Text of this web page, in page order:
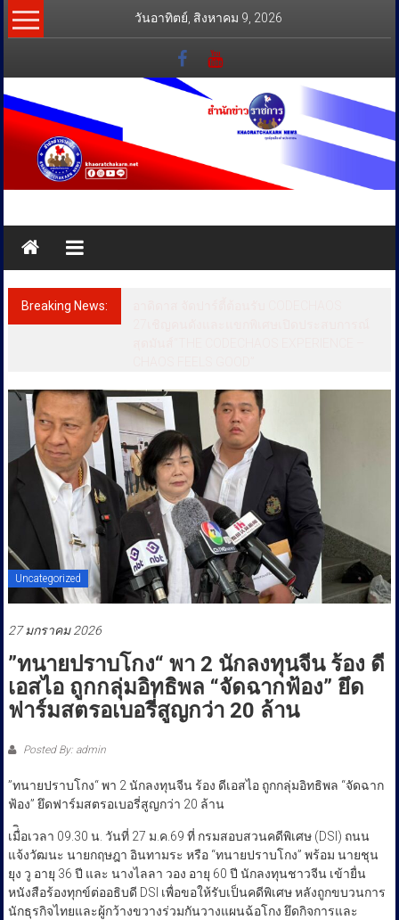
Skip
to
วันอาทิตย์, สิงหาคม 9, 2026
สำนัก
ข่าว
ราชการ
ทุกข์
ข้าง
ประชาชน
Breaking News:
Uncategorized
27 มกราคม 2026
”ทนายปราบโกง“ พา 2 นักลงทุนจีน ร้อง ดี
เอสไอ ถูกกลุ่มอิทธิพล “จัดฉากฟ้อง” ยึด
ฟาร์มสตรอเบอรี่สูญกว่า 20 ล้าน
Posted By: admin
”ทนายปราบโกง“ พา 2 นักลงทุนจีน ร้อง ดีเอสไอ ถูกกลุ่มอิทธิพล “จัดฉาก
ฟ้อง” ยึดฟาร์มสตรอเบอรี่สูญกว่า 20 ล้าน
เมื่ิอเวลา 09.30 น. วันที่ 27 ม.ค.69 ที่ กรมสอบสวนคดีพิเศษ (DSI) ถนน
แจ้งวัฒนะ นายกฤษฎา อินทามระ หรือ “ทนายปราบโกง” พร้อม นายชุน
ยุง วู อายุ 36 ปี และ นางไลลา วอง อายุ 60 ปี นักลงทุนชาวจีน เข้ายื่น
หนังสือร้องทุกข์ต่ออธิบดี DSI เพื่อขอให้รับเป็นคดีพิเศษ หลังถูกขบวนการ
นักธุรกิจไทยและผู้กว้างขวางร่วมกันวางแผนฉ้อโกง ยึดกิจการและ